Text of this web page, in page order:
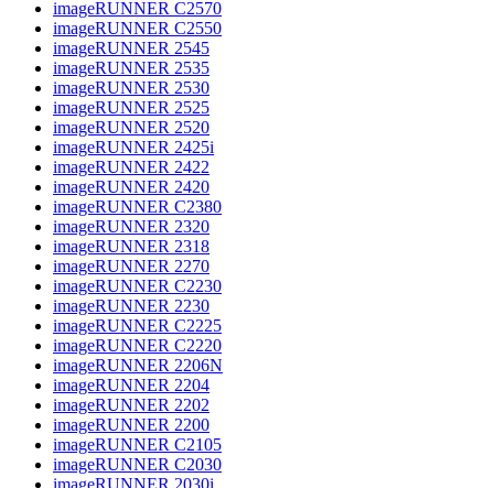
imageRUNNER C2570
imageRUNNER C2550
imageRUNNER 2545
imageRUNNER 2535
imageRUNNER 2530
imageRUNNER 2525
imageRUNNER 2520
imageRUNNER 2425i
imageRUNNER 2422
imageRUNNER 2420
imageRUNNER C2380
imageRUNNER 2320
imageRUNNER 2318
imageRUNNER 2270
imageRUNNER C2230
imageRUNNER 2230
imageRUNNER C2225
imageRUNNER C2220
imageRUNNER 2206N
imageRUNNER 2204
imageRUNNER 2202
imageRUNNER 2200
imageRUNNER C2105
imageRUNNER C2030
imageRUNNER 2030i